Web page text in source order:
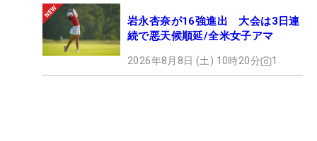
岩永杏奈が16強進出 大会は3日連
続で悪天候順延/全米女子アマ
2026年8月8日 (土) 10時20分 1